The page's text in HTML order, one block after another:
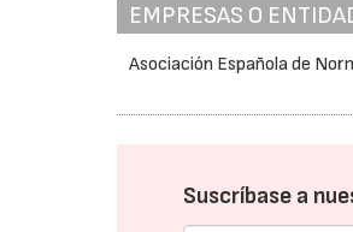
EMPRESAS O
Asociación Española de
Suscríbase a